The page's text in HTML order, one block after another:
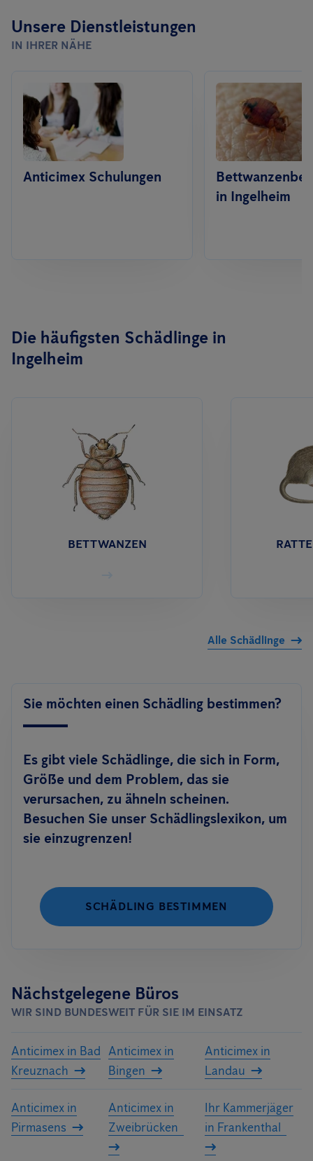
Unsere Dienstleistungen
IN IHRER NÄHE
Anticimex Schulungen
in Ingelheim
Die häufigsten Schädlinge in
Ingelheim
BETTWANZEN
Alle Schädlinge
Sie möchten einen Schädling bestimmen?
Es gibt viele Schädlinge, die sich in Form,
Größe und dem Problem, das sie
verursachen, zu ähneln scheinen.
Besuchen Sie unser Schädlingslexikon, um
sie einzugrenzen!
SCHÄDLING BESTIMMEN
Nächstgelegene Büros
WIR SIND BUNDESWEIT FÜR SIE IM EINSATZ
Anticimex in Bad
Kreuznach
Anticimex in
Bingen
Anticimex in
Landau
Anticimex in
Pirmasens
Anticimex in
Zweibrücken
Ihr Kammerjäger
in Frankenthal